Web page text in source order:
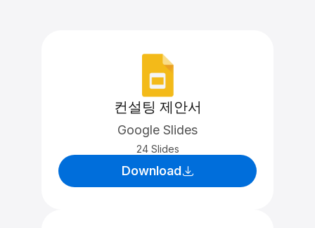
컨설팅 제안서
Google Slides
24 Slides
Download